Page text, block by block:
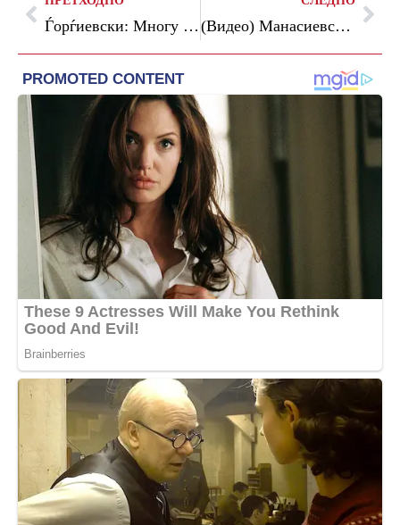
Ѓорѓиевски: Многу пациенти имаат потреба од донирање органи, да ја подигнеме свеста за спасување животи (Видео) Манасиевски: Уставните измени не се последниот услов, Бугарија има пошироки барања кон Македонија